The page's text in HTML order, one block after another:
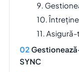
9.
10.
11.
SYNC